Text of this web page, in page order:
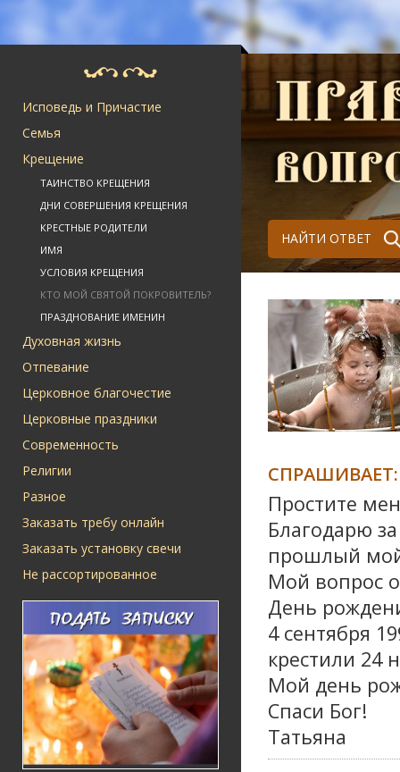
Исповедь и Причастие
Семья
Крещение
ТАИНСТВО КРЕЩЕНИЯ
ДНИ СОВЕРШЕНИЯ КРЕЩЕНИЯ
КРЕСТНЫЕ РОДИТЕЛИ
ИМЯ
УСЛОВИЯ КРЕЩЕНИЯ
КТО МОЙ СВЯТОЙ ПОКРОВИТЕЛЬ?
ПРАЗДНОВАНИЕ ИМЕНИН
Духовная жизнь
Отпевание
Церковное благочестие
Церковные праздники
Современность
Религии
Разное
Заказать требу онлайн
Заказать установку свечи
Не рассортированное
НАЙТИ ОТВЕТ
СПРАШИВАЕТ:
Простите
Благодарю
прошлый мой
Мой вопрос
День
4 сентября
крестили 24
Мой день
Спаси Бог!
Татьяна